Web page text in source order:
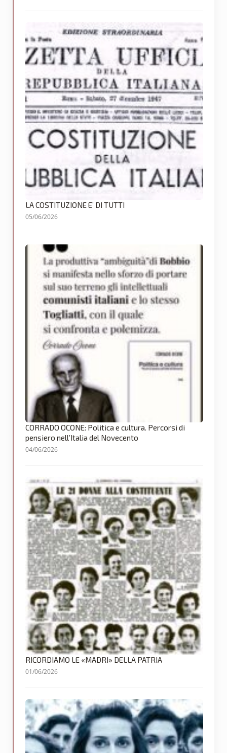
LA COSTITUZIONE E’ DI TUTTI
05/06/2026
CORRADO OCONE: Politica e cultura. Percorsi di
pensiero nell’Italia del Novecento
04/06/2026
RICORDIAMO LE «MADRI» DELLA PATRIA
01/06/2026